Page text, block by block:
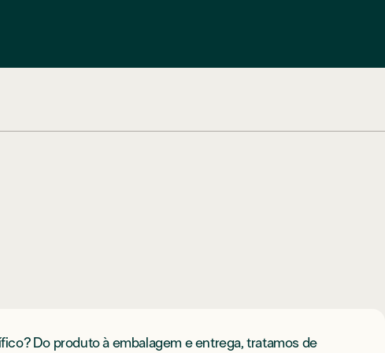
Do produto à embalagem e entrega, tratamos de